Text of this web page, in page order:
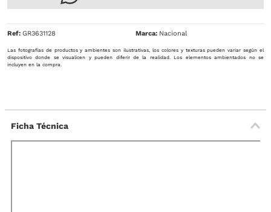
Ref: GR3631128 Nacional
Las fotografías de productos y ambientes son ilustrativas, los colores y texturas pueden variar según el
dispositivo donde se visualicen y pueden diferir de la realidad. Los elementos ambientados no se
incluyen en la compra.
Ficha Técnica